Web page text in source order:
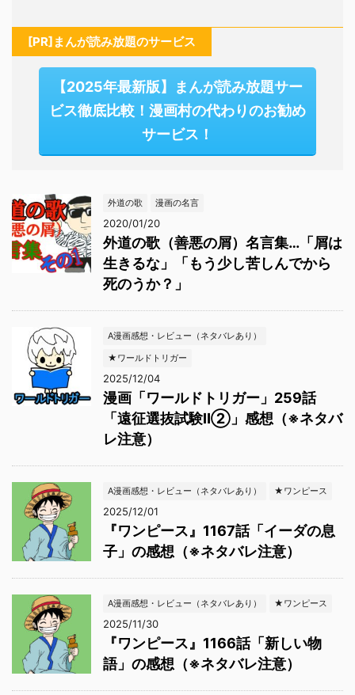
[PR]まんが読み放題のサービス
【2025年最新版】まんが読み放題サー
ビス徹底比較！漫画村の代わりのお勧め
サービス！
外道の歌 漫画の名言
2020/01/20
外道の歌（善悪の屑）名言集…「屑は
生きるな」「もう少し苦しんでから
死のうか？」
A漫画感想・レビュー（ネタバレあり）
★ワールドトリガー
2025/12/04
漫画「ワールドトリガー」259話
「遠征選抜試験Ⅱ②」感想（※ネタバ
レ注意）
A漫画感想・レビュー（ネタバレあり） ★ワンピース
2025/12/01
『ワンピース』1167話「イーダの息
子」の感想（※ネタバレ注意）
A漫画感想・レビュー（ネタバレあり） ★ワンピース
2025/11/30
『ワンピース』1166話「新しい物
語」の感想（※ネタバレ注意）